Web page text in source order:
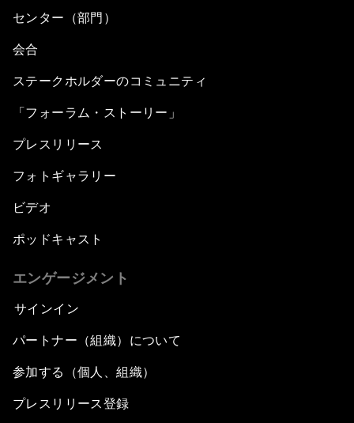
センター（部門）
会合
ステークホルダーのコミュニティ
「フォーラム・ストーリー」
プレスリリース
フォトギャラリー
ビデオ
ポッドキャスト
エンゲージメント
サインイン
パートナー（組織）について
参加する（個人、組織）
プレスリリース登録